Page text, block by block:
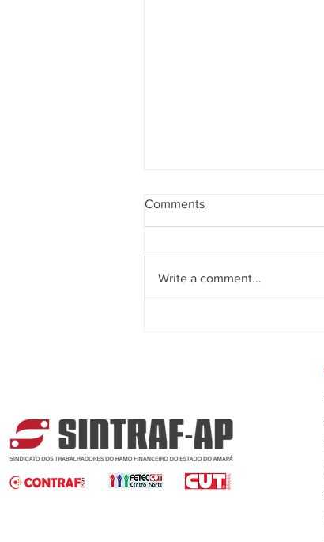
Comments
Write a comment...